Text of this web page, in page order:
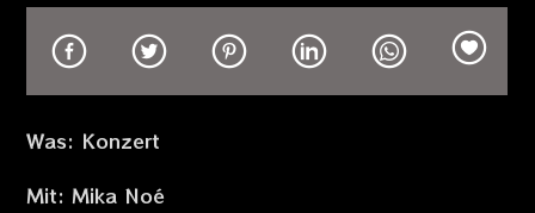
Was: Konzert
Mit: Mika Noé